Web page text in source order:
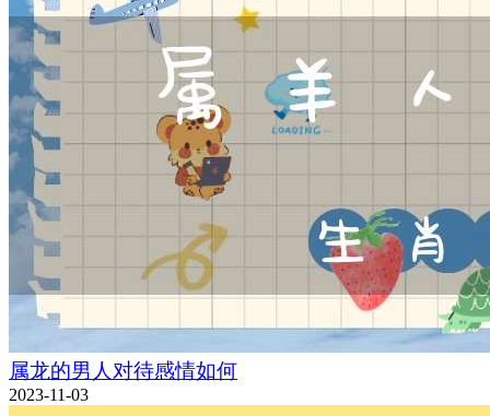
属龙的男人对待感情如何
2023-11-03